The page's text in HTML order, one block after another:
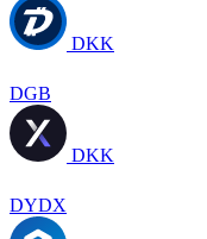
DKK
DGB
DKK
DYDX